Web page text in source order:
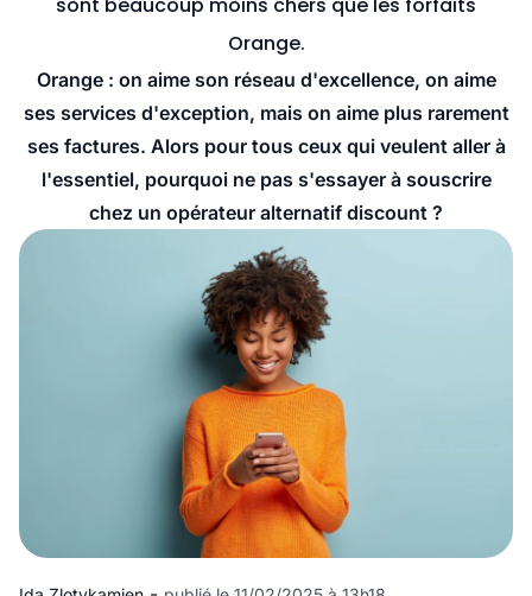
Orange.
Orange : on aime son réseau d'excellence, on aime
ses services d'exception, mais on aime plus rarement
ses factures. Alors pour tous ceux qui veulent aller à
l'essentiel, pourquoi ne pas s'essayer à souscrire
chez un opérateur alternatif discount ?